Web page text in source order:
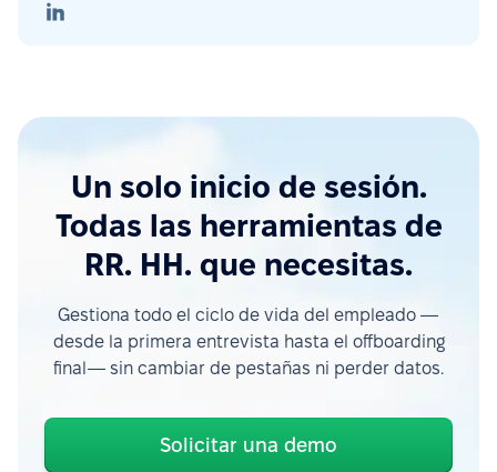
Un solo inicio de sesión.
Todas las herramientas de
RR. HH. que necesitas.
Gestiona todo el ciclo de vida del empleado —
desde la primera entrevista hasta el offboarding
final— sin cambiar de pestañas ni perder datos.
Solicitar una demo